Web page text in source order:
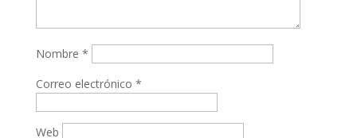
Nombre *
Correo electrónico *
Web